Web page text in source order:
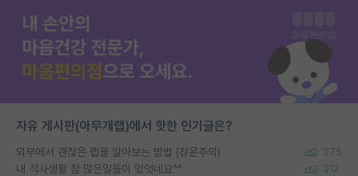
자유 게시판(아무개랩)에서 핫한 인기글은?
외부에서 괜찮은 랩을 알아보는 방법 (장문주의) 275
내 석사생활 참 많은일들이 있엇네요^^ 212